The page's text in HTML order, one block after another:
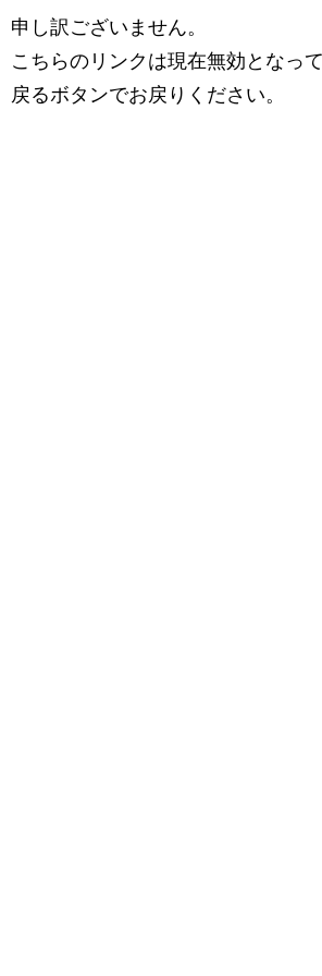
申し訳ございません。
こちらのリンクは現在無効となっ
戻るボタンでお戻りください。